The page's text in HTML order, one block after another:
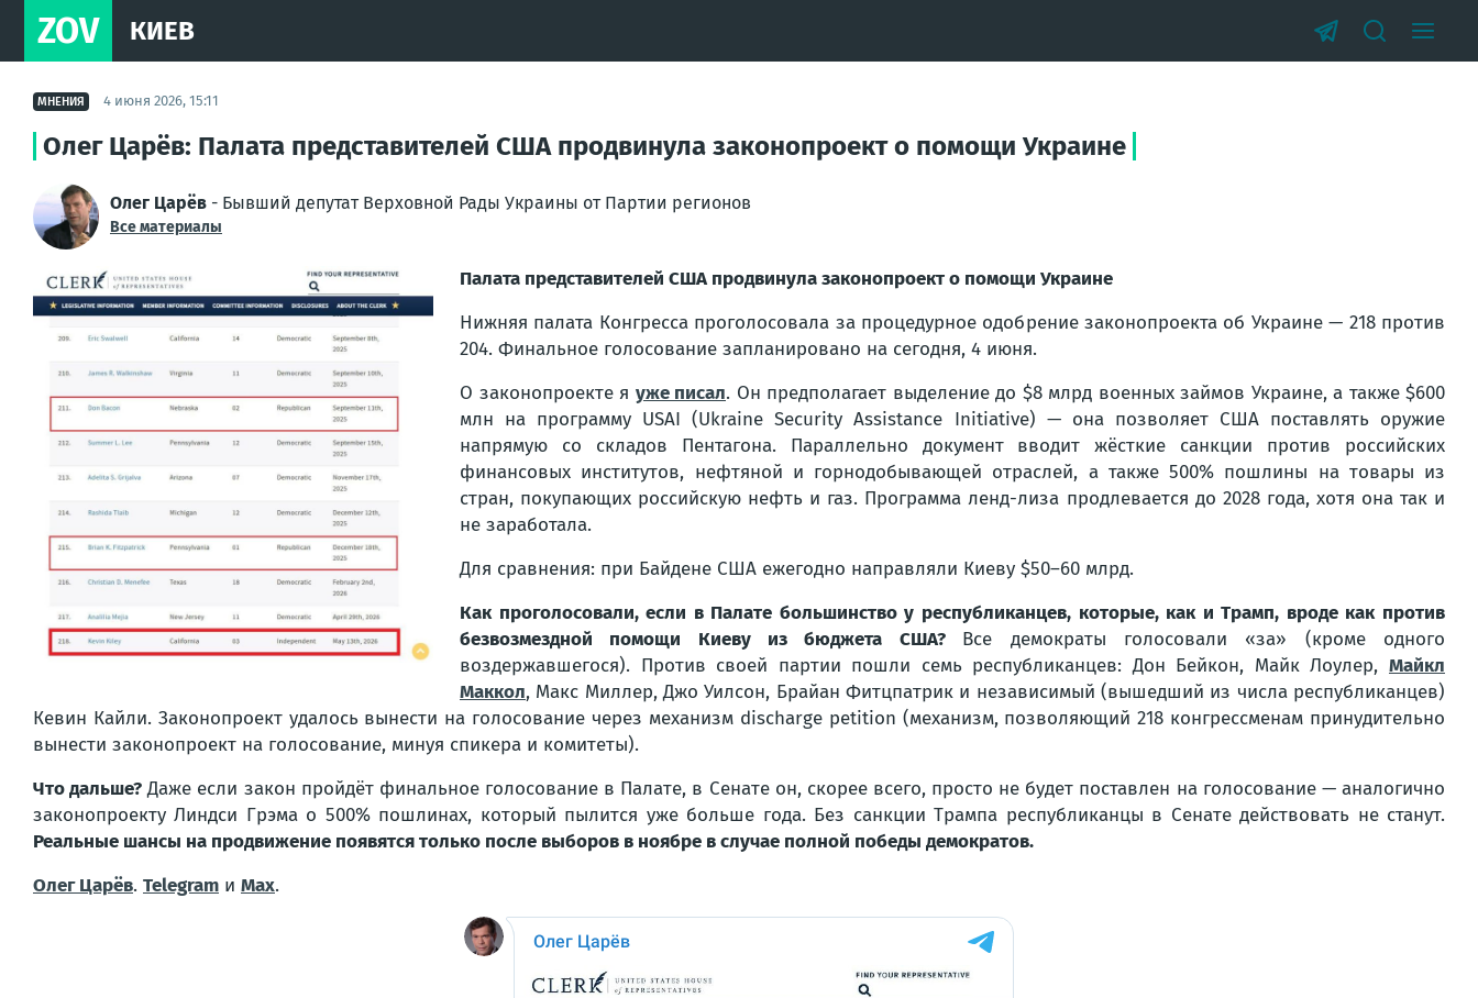
ZOV КИЕВ
МНЕНИЯ 4 июня 2026, 15:11
Олег Царёв: Палата представителей США продвинула законопроект о помощи Украине
Олег Царёв - Бывший депутат Верховной Рады Украины от Партии регионов
Все материалы
Палата представителей США продвинула законопроект о помощи Украине
Нижняя палата Конгресса проголосовала за процедурное одобрение законопроекта об Украине — 218 против
204. Финальное голосование запланировано на сегодня, 4 июня.
О законопроекте я уже писал. Он предполагает выделение до $8 млрд военных займов Украине, а также $600
млн на программу USAI (Ukraine Security Assistance Initiative) — она позволяет США поставлять оружие
напрямую со складов Пентагона. Параллельно документ вводит жёсткие санкции против российских
финансовых институтов, нефтяной и горнодобывающей отраслей, а также 500% пошлины на товары из
стран, покупающих российскую нефть и газ. Программа ленд-лиза продлевается до 2028 года, хотя она так и
не заработала.
Для сравнения: при Байдене США ежегодно направляли Киеву $50–60 млрд.
Как проголосовали, если в Палате большинство у республиканцев, которые, как и Трамп, вроде как против
безвозмездной помощи Киеву из бюджета США? Все демократы голосовали «за» (кроме одного
воздержавшегося). Против своей партии пошли семь республиканцев: Дон Бейкон, Майк Лоулер, Майкл
Маккол, Макс Миллер, Джо Уилсон, Брайан Фитцпатрик и независимый (вышедший из числа республиканцев)
Кевин Кайли. Законопроект удалось вынести на голосование через механизм discharge petition (механизм, позволяющий 218 конгрессменам принудительно
вынести законопроект на голосование, минуя спикера и комитеты).
Что дальше?Даже если закон пройдёт финальное голосование в Палате, в Сенате он, скорее всего, просто не будет поставлен на голосование — аналогично
законопроекту Линдси Грэма о 500% пошлинах, который пылится уже больше года. Без санкции Трампа республиканцы в Сенате действовать не станут.
Реальные шансы на продвижение появятся только после выборов в ноябре в случае полной победы демократов.
Олег Царёв. Telegram и Max.